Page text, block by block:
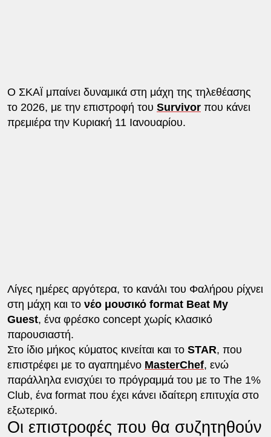
Ο ΣΚΑΪ μπαίνει δυναμικά στη μάχη της τηλεθέασης
το 2026, με την επιστροφή του Survivorπου κάνει
πρεμιέρα την Κυριακή 11 Ιανουαρίου.
Λίγες ημέρες αργότερα, το κανάλι του Φαλήρου ρίχνει
στη μάχη και το νέο μουσικό format Beat My
Guest, ένα φρέσκο concept χωρίς κλασικό
παρουσιαστή.
Στο ίδιο μήκος κύματος κινείται και το STAR, που
επιστρέφει με το αγαπημένο MasterChef, ενώ
παράλληλα ενισχύει το πρόγραμμά του με το The 1%
Club, ένα format που έχει κάνει ιδαίτερη επιτυχία στο
εξωτερικό.
Οι επιστροφές που θα συζητηθούν